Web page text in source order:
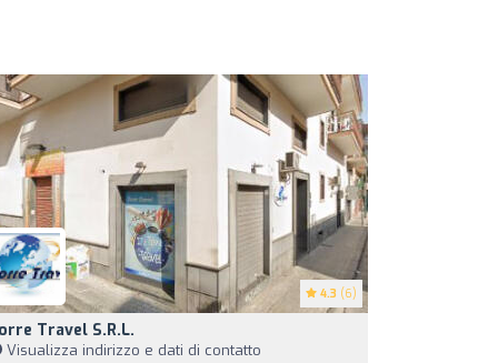
4.3 (6)
Travel S.R.L.
Visualizza indirizzo e dati di contatto